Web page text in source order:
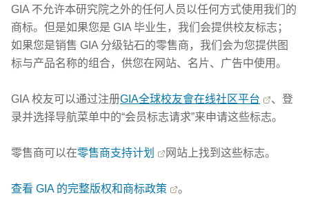
GIA 不允许本研究院之外的任何人员以任何方式使用我们的
商标。但是如果您是 GIA 毕业生，我们会提供校友标志；
如果您是销售 GIA 分级钻石的零售商，我们会为您提供图
标与产品名称的组合，供您在网站、名片、广告中使用。
GIA 校友可以通过注册GIA全球校友會在线社区平台
、登
录并选择导航菜单中的“会员标志请求”来申请这些标志。
零售商可以在零售商支持计划 网站上找到这些标志。
查看 GIA 的完整版权和商标政策 。